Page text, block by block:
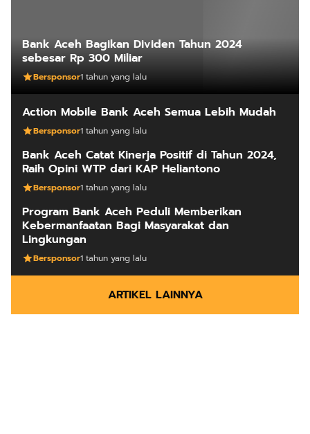
Bank Aceh Bagikan Dividen Tahun 2024
sebesar Rp 300 Miliar
Bersponsor1 tahun yang lalu
Action Mobile Bank Aceh Semua Lebih Mudah
Bersponsor1 tahun yang lalu
Bank Aceh Catat Kinerja Positif di Tahun 2024,
Raih Opini WTP dari KAP Heliantono
Bersponsor1 tahun yang lalu
Program Bank Aceh Peduli Memberikan
Kebermanfaatan Bagi Masyarakat dan
Lingkungan
Bersponsor1 tahun yang lalu
ARTIKEL LAINNYA